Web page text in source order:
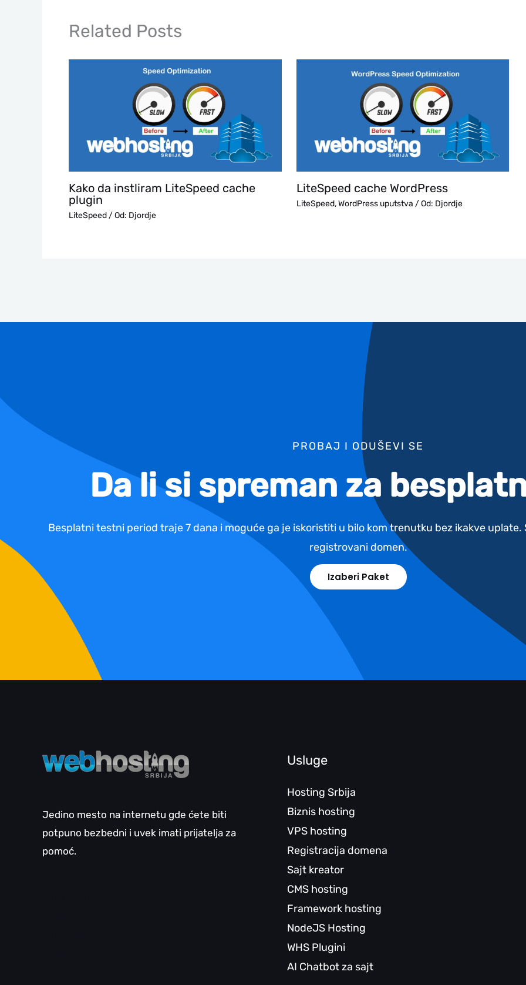
Related Posts
Kako da instliram LiteSpeed cache
plugin
LiteSpeed/ Od: Djordje
LiteSpeed cache WordPress
LiteSpeed,WordPress uputstva / Od: Djordje
PROBAJ I ODUŠEVI SE
Da li si spreman za
Besplatni testni period traje 7 dana i moguće ga je iskoristiti u bilo kom trenutku bez ikakve
registrovani domen.
Izaberi Paket
Jedino mesto na internetu gde ćete biti
potpuno bezbedni i uvek imati prijatelja za
pomoć.
Usluge
Hosting Srbija
Biznis hosting
VPS hosting
Registracija domena
Sajt kreator
CMS hosting
Framework hosting
NodeJS Hosting
WHS Plugini
AI Chatbot za sajt